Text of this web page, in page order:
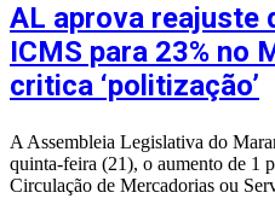
AL aprova reajuste
ICMS para 23% no
critica ‘politização’
A Assembleia Legislativa do
quinta-feira (21), o aumento de 1
Circulação de Mercadorias ou